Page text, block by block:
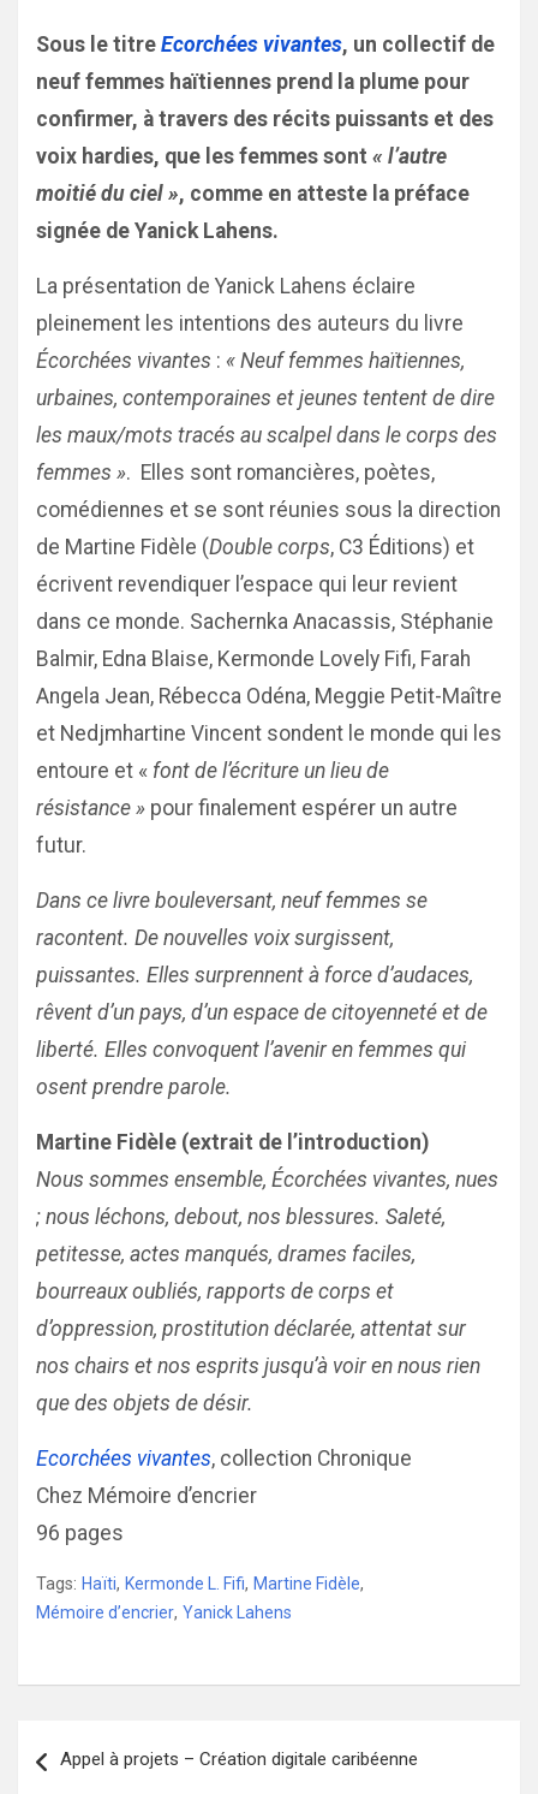
Sous le titre Ecorchées vivantes, un collectif de
neuf femmes haïtiennes prend la plume pour
confirmer, à travers des récits puissants et des
voix hardies, que les femmes sont « l’autre
moitié du ciel », comme en atteste la préface
signée de Yanick Lahens.
La présentation de Yanick Lahens éclaire
pleinement les intentions des auteurs du livre
Écorchées vivantes : « Neuf femmes haïtiennes,
urbaines, contemporaines et jeunes tentent de dire
les maux/mots tracés au scalpel dans le corps des
femmes ». Elles sont romancières, poètes,
comédiennes et se sont réunies sous la direction
de Martine Fidèle (Double corps, C3 Éditions) et
écrivent revendiquer l’espace qui leur revient
dans ce monde. Sachernka Anacassis, Stéphanie
Balmir, Edna Blaise, Kermonde Lovely Fifi, Farah
Angela Jean, Rébecca Odéna, Meggie Petit-Maître
et Nedjmhartine Vincent sondent le monde qui les
entoure et « font de l’écriture un lieu de
résistance » pour finalement espérer un autre
futur.
Dans ce livre bouleversant, neuf femmes se
racontent. De nouvelles voix surgissent,
puissantes. Elles surprennent à force d’audaces,
rêvent d’un pays, d’un espace de citoyenneté et de
liberté. Elles convoquent l’avenir en femmes qui
osent prendre parole.
Martine Fidèle (extrait de l’introduction)
Nous sommes ensemble, Écorchées vivantes, nues
; nous léchons, debout, nos blessures. Saleté,
petitesse, actes manqués, drames faciles,
bourreaux oubliés, rapports de corps et
d’oppression, prostitution déclarée, attentat sur
nos chairs et nos esprits jusqu’à voir en nous rien
que des objets de désir.
Ecorchées vivantes, collection Chronique
Chez Mémoire d’encrier
96 pages
Tags: Haïti, Kermonde L. Fifi, Martine Fidèle,
Mémoire d’encrier, Yanick Lahens
de
Appel à projets – Création digitale caribéenne